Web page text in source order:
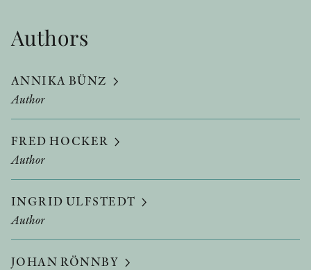
Authors
ANNIKA BÜNZ
Author
FRED HOCKER
Author
INGRID ULFSTEDT
Author
JOHAN RÖNNBY